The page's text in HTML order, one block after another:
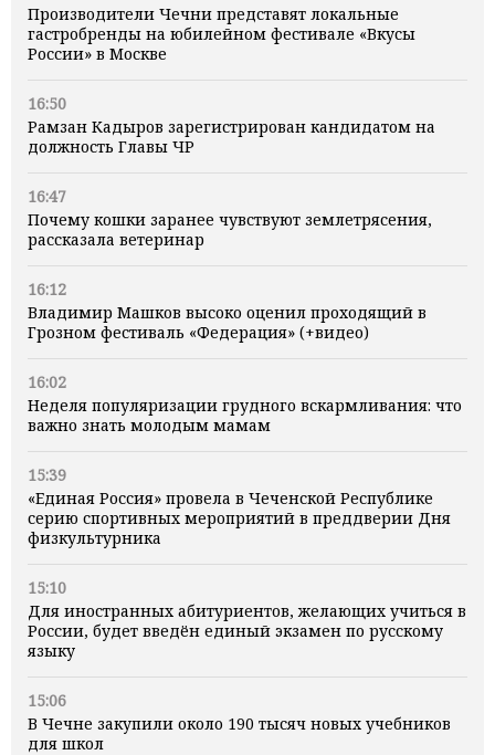
Производители Чечни представят локальные
гастробренды на юбилейном фестивале «Вкусы
России» в Москве
16:50
Рамзан Кадыров зарегистрирован кандидатом на
должность Главы ЧР
16:47
Почему кошки заранее чувствуют землетрясения,
рассказала ветеринар
16:12
Владимир Машков высоко оценил проходящий в
Грозном фестиваль «Федерация» (+видео)
16:02
Неделя популяризации грудного вскармливания: что
важно знать молодым мамам
15:39
«Единая Россия» провела в Чеченской Республике
серию спортивных мероприятий в преддверии Дня
физкультурника
15:10
Для иностранных абитуриентов, желающих учиться в
России, будет введён единый экзамен по русскому
языку
15:06
В Чечне закупили около 190 тысяч новых учебников
для школ